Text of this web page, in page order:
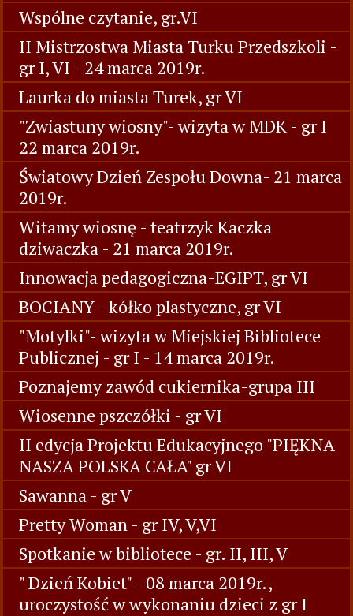
Wspólne czytanie, gr.VI
II Mistrzostwa Miasta Turku Przedszkoli -
gr I, VI - 24 marca 2019r.
Laurka do miasta Turek, gr VI
"Zwiastuny wiosny"- wizyta w MDK - gr I
22 marca 2019r.
Światowy Dzień Zespołu Downa- 21 marca
2019r.
Witamy wiosnę - teatrzyk Kaczka
dziwaczka - 21 marca 2019r.
Innowacja pedagogiczna-EGIPT, gr VI
BOCIANY - kółko plastyczne, gr VI
"Motylki"- wizyta w Miejskiej Bibliotece
Publicznej - gr I - 14 marca 2019r.
Poznajemy zawód cukiernika-grupa III
Wiosenne pszczółki - gr VI
II edycja Projektu Edukacyjnego "PIĘKNA
NASZA POLSKA CAŁA" gr VI
Sawanna - gr V
Pretty Woman - gr IV, V,VI
Spotkanie w bibliotece - gr. II, III, V
" Dzień Kobiet" - 08 marca 2019r.,
uroczystość w wykonaniu dzieci z gr I